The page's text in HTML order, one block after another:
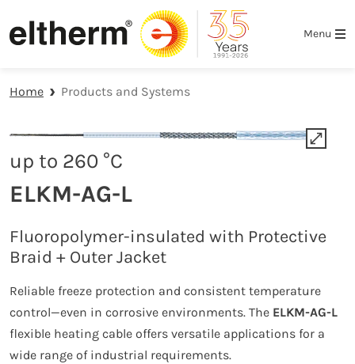
Menu
Home Products and Systems
up to 260 °C
ELKM-AG-L
Fluoropolymer-insulated with Protective
Braid + Outer Jacket
Reliable freeze protection and consistent temperature
control—even in corrosive environments. The ELKM-AG-L
flexible heating cable offers versatile applications for a
wide range of industrial requirements.